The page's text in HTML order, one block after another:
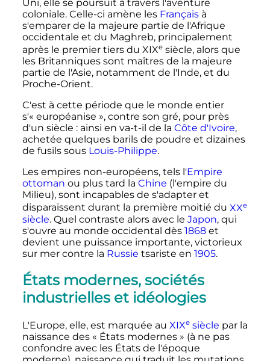
Uni, elle se poursuit à travers l'aventure
coloniale. Celle-ci amène les Françaisà
s'emparer de la majeure partie de l'Afrique
occidentale et du Maghreb, principalement
après le premier tiers du XIXe siècle, alors que
les Britanniques sont maîtres de la majeure
partie de l'Asie, notamment de l'Inde, et du
Proche-Orient.
C'est à cette période que le monde entier
s'« européanise », contre son gré, pour près
d'un siècle : ainsi en va-t-il de la Côte d'Ivoire,
achetée quelques barils de poudre et dizaines
de fusils sous Louis-Philippe.
Les empires non-européens, tels l'Empire
ottoman ou plus tard la Chine (l'empire du
Milieu), sont incapables de s'adapter et
disparaissent durant la première moitié du XXe
siècle. Quel contraste alors avec le Japon, qui
s'ouvre au monde occidental dès 1868et
devient une puissance importante, victorieux
sur mer contre la Russie tsariste en 1905.
États modernes, sociétés
industrielles et idéologies
L'Europe, elle, est marquée au XIXesiècle par la
naissance des « États modernes » (à ne pas
confondre avec les États de l'époque